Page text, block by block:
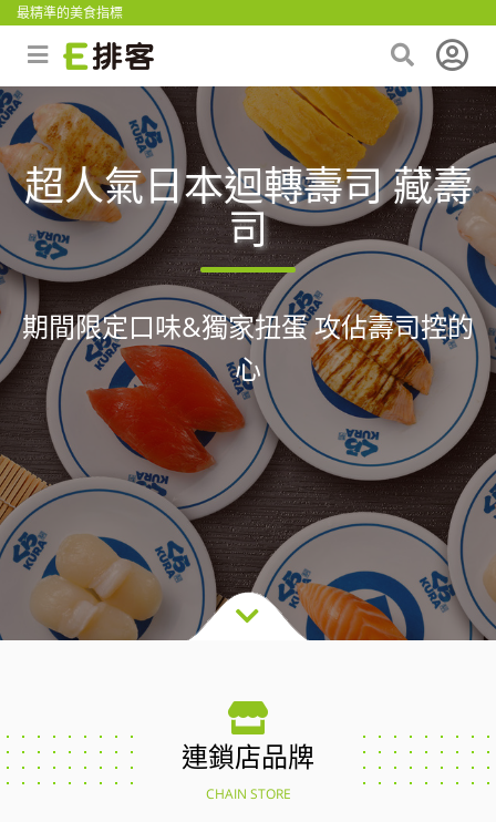
最精準的美食指標
超人氣日本迴轉壽司 藏壽
司
期間限定口味&獨家扭蛋 攻佔壽司控的
心
連鎖店品牌
CHAIN STORE